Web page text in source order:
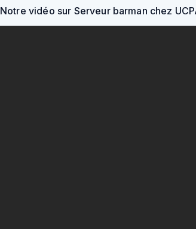
Notre vidéo sur Serveur barman chez